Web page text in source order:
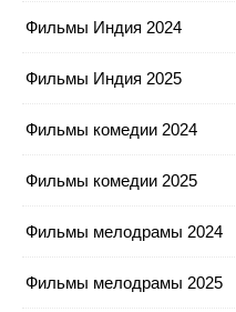
Фильмы Индия 2024
Фильмы Индия 2025
Фильмы комедии 2024
Фильмы комедии 2025
Фильмы мелодрамы 2024
Фильмы мелодрамы 2025